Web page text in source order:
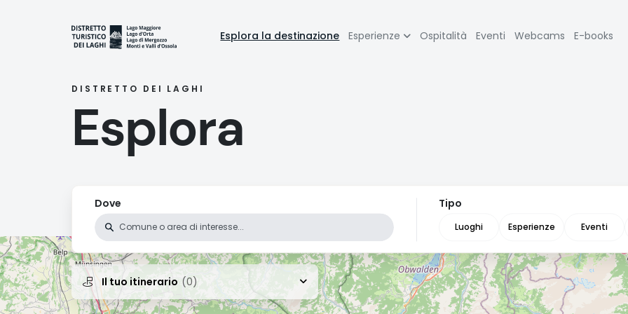
Navigazione
principale
Esplora la destinazione Esperienze Ospitalità Eventi Webcams E-books
DISTRETTO DEI LAGHI
Esplora
Dove Tipo
Luoghi Esperienze Eventi
Il tuo itinerario (0)